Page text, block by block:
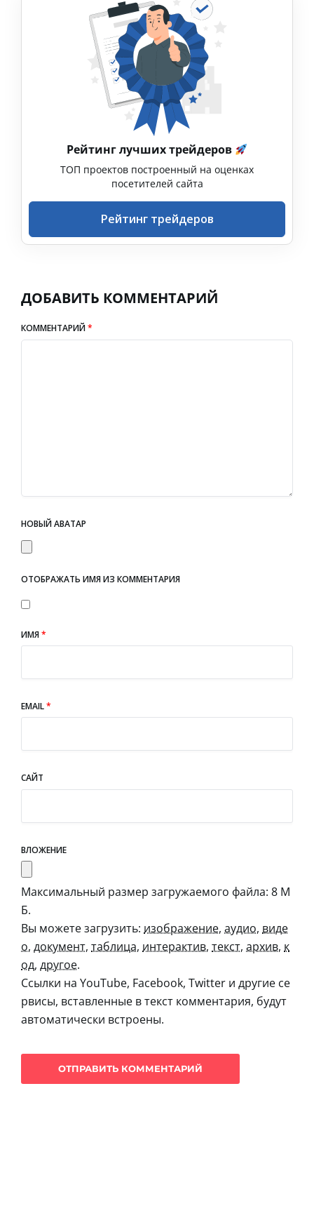
Рейтинг лучших трейдеров
ТОП проектов построенный на оценках
посетителей сайта
Рейтинг трейдеров
ДОБАВИТЬ КОММЕНТАРИЙ
КОММЕНТАРИЙ*
НОВЫЙ АВАТАР
ОТОБРАЖАТЬ ИМЯ ИЗ КОММЕНТАРИЯ
ИМЯ*
EMAIL*
САЙТ
ВЛОЖЕНИЕ
Максимальный размер загружаемого файла: 8 М
Б.
Вы можете загрузить: изображение, аудио, виде
о, документ, таблица, интерактив, текст, архив, к
од, другое.
Ссылки на YouTube, Facebook, Twitter и другие се
рвисы, вставленные в текст комментария, будут
автоматически встроены.